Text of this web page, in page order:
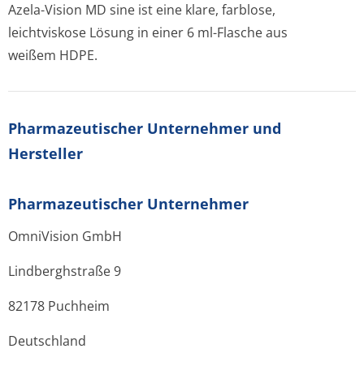
Azela-Vision MD sine ist eine klare, farblose,
leichtviskose Lösung in einer 6 ml-Flasche aus
weißem HDPE.
Pharmazeutischer Unternehmer und
Hersteller
Pharmazeutischer Unternehmer
OmniVision GmbH
Lindberghstraße 9
82178 Puchheim
Deutschland